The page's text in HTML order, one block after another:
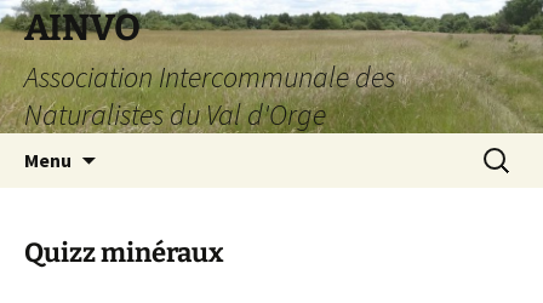
AINVO
Association Intercommunale des
Naturalistes du Val d'Orge
Menu
Quizz minéraux